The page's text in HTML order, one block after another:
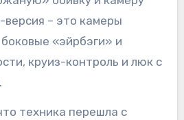
– это камеры
боковые «эйрбэги» и
круиз-контроль и люк с
техника перешла с